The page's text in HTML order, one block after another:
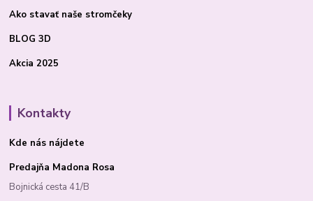
Ako stavať naše stromčeky
BLOG 3D
Akcia 2025
Kontakty
Kde nás nájdete
Predajňa Madona Rosa
Bojnická cesta 41/B